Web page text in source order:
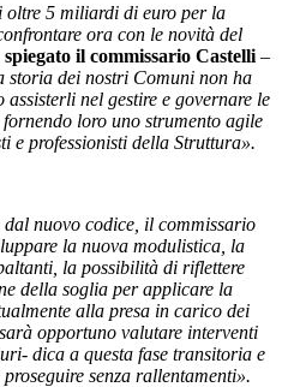
oltre 5 miliardi di euro per la
ora con le novità del
spiegato il commissario Castelli –
storia dei nostri Comuni non ha
nel gestire e governare le
loro uno strumento agile
e professionisti della Struttura».
nuovo codice, il commissario
la nuova modulistica, la
la possibilità di riflettere
della soglia per applicare la
alla presa in carico dei
sarà opportuno valutare interventi
dica a questa fase transitoria e
senza rallentamenti».